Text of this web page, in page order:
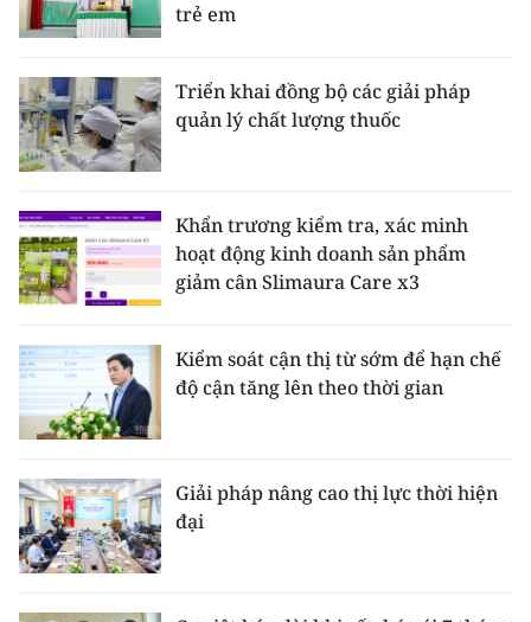
trẻ em
Triển khai đồng bộ các giải pháp
quản lý chất lượng thuốc
Khẩn trương kiểm tra, xác minh
hoạt động kinh doanh sản phẩm
giảm cân Slimaura Care x3
Kiểm soát cận thị từ sớm để hạn chế
độ cận tăng lên theo thời gian
Giải pháp nâng cao thị lực thời hiện
đại